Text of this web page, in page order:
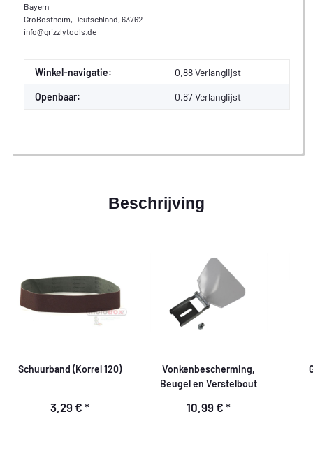
Bayern
Großostheim, Deutschland, 63762
info@grizzlytools.de
Waarde
Fabrikant
Winkel-navigatie: 0,88 Verlanglijst
Openbaar: 0,87Verlanglijst
Beschrijving
Schuurband (Korrel 120)
3,29 € *
Vonkenbescherming,
Beugel en Verstelbout
10,99 € *